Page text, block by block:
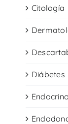
Citología
Diábetes